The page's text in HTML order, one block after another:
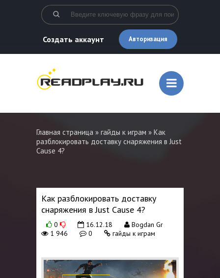
Создать аккаунт Авторизация
Главная страница » гайды к играм » Как
разблокировать доставку снаряжения в Just
Cause 4?
Как разблокировать доставку
снаряжения в Just Cause 4?
0 16.12.18
Bogdan Gr
1 946
0 гайды к играм